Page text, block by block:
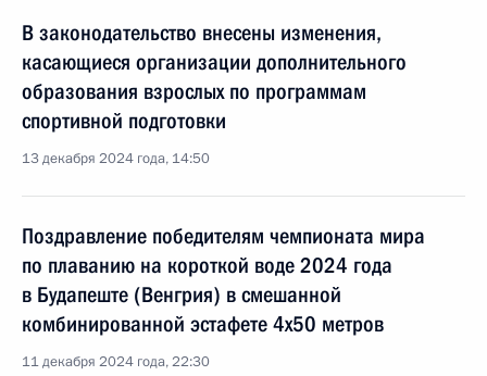
В законодательство внесены изменения,
касающиеся организации дополнительного
образования взрослых по программам
спортивной подготовки
13 декабря 2024 года, 14:50
Поздравление победителям чемпионата мира
по плаванию на короткой воде 2024 года
в Будапеште (Венгрия) в смешанной
комбинированной эстафете 4х50 метров
11 декабря 2024 года, 22:30